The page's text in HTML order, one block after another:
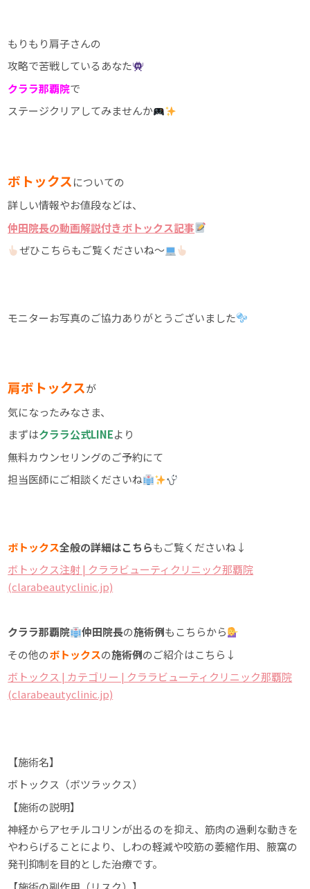
もりもり肩子さんの
攻略で苦戦しているあなた
クララ那覇院で
ステージクリアしてみませんか
ボトックスについての
詳しい情報やお値段などは、
仲田院長の動画解説付きボトックス記事
ぜひこちらもご覧くださいね～
モニターお写真のご協力ありがとうございました
肩ボトックスが
気になったみなさま、
まずはクララ公式LINEより
無料カウンセリングのご予約にて
担当医師にご相談くださいね
ボトックス全般の詳細はこちらもご覧くださいね↓
ボトックス注射 | クララビューティクリニック那覇院
(clarabeautyclinic.jp)
クララ那覇院 仲田院長の施術例もこちらから
その他のボトックスの施術例のご紹介はこちら↓
ボトックス | カテゴリー | クララビューティクリニック那覇院
(clarabeautyclinic.jp)
【施術名】
ボトックス（ボツラックス）
【施術の説明】
神経からアセチルコリンが出るのを抑え、筋肉の過剰な動きを
やわらげることにより、しわの軽減や咬筋の萎縮作用、腋窩の
発刊抑制を目的とした治療です。